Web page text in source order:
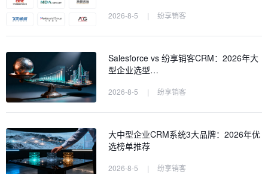
2026-8-5 | 纷享销客
Salesforce vs 纷享销客CRM：2026年大
型企业选型…
2026-8-5 | 纷享销客
大中型企业CRM系统3大品牌：2026年优
选榜单推荐
2026-8-5 | 纷享销客